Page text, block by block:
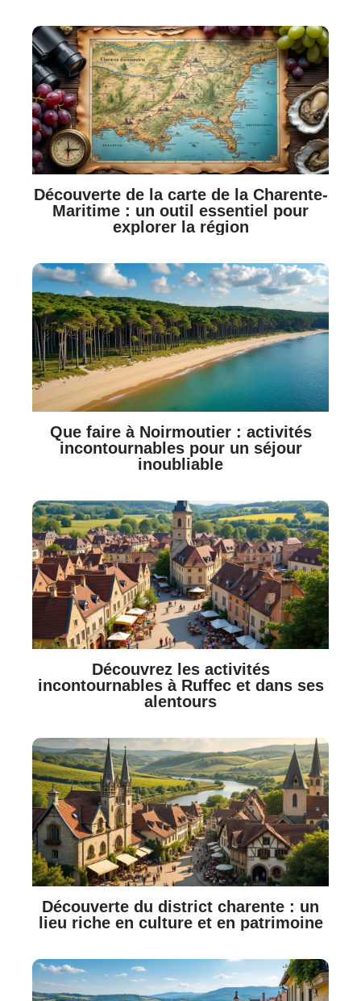
Découverte de la carte de la Charente-
Maritime : un outil essentiel pour
explorer la région
Que faire à Noirmoutier : activités
incontournables pour un séjour
inoubliable
Découvrez les activités
incontournables à Ruffec et dans ses
alentours
Découverte du district charente : un
lieu riche en culture et en patrimoine